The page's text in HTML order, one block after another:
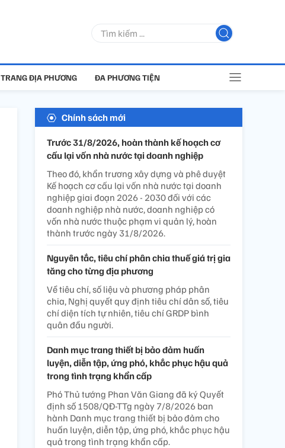
TRANG ĐỊA PHƯƠNG ĐA PHƯƠNG TIỆN
Chính sách mới
Trước 31/8/2026, hoàn thành kế hoạch cơ
cấu lại vốn nhà nước tại doanh nghiệp
Theo đó, khẩn trương xây dựng và phê duyệt
Kế hoạch cơ cấu lại vốn nhà nước tại doanh
nghiệp giai đoạn 2026 - 2030 đối với các
doanh nghiệp nhà nước, doanh nghiệp có
vốn nhà nước thuộc phạm vi quản lý, hoàn
thành trước ngày 31/8/2026.
Nguyên tắc, tiêu chí phân chia thuế giá trị gia
tăng cho từng địa phương
Về tiêu chí, số liệu và phương pháp phân
chia, Nghị quyết quy định tiêu chí dân số, tiêu
chí diện tích tự nhiên, tiêu chí GRDP bình
quân đầu người.
Danh mục trang thiết bị bảo đảm huấn
luyện, diễn tập, ứng phó, khắc phục hậu quả
trong tình trạng khẩn cấp
Phó Thủ tướng Phan Văn Giang đã ký Quyết
định số 1508/QĐ-TTg ngày 7/8/2026 ban
hành Danh mục trang thiết bị bảo đảm cho
huấn luyện, diễn tập, ứng phó, khắc phục hậu
quả trong tình trạng khẩn cấp.